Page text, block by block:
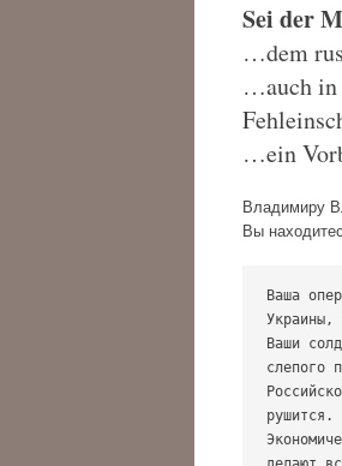
Sei der
…dem
…auch in
…ein
Владимиру
Вы
Ваша
Украины,
Ваши
слепого
рушится.